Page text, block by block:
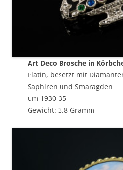
Art Deco Brosche in
Platin, besetzt mit
Saphiren und Smaragden
um 1930-35
Gewicht: 3.8 Gramm